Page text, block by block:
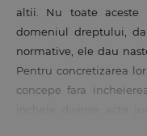
altii. Nu toate
domeniul dreptului,
normative, ele dau
Pentru concretizarea
concepe fara
transport, de joc si